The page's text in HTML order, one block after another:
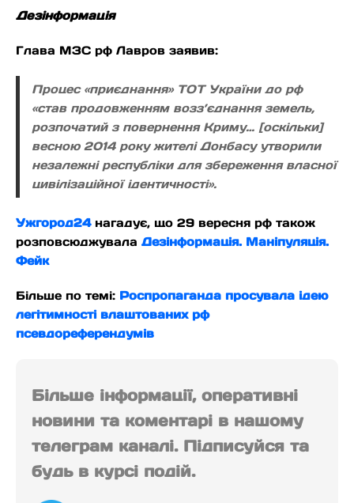
Дезінформація
Глава МЗС рф Лавров заявив:
Процес «приєднання» ТОТ України до рф
«став продовженням возз’єднання земель,
розпочатий з повернення Криму… [оскільки]
весною 2014 року жителі Донбасу утворили
незалежні республіки для збереження власної
цивілізаційної ідентичності».
Ужгород24нагадує, що 29 вересня рф також
розповсюджувала Дезінформація. Маніпуляція.
Фейк
Більше по темі: Роспропаганда просувала ідею
легітимності влаштованих рф
псевдореферендумів
Більше інформації, оперативні
новини та коментарі в нашому
телеграм каналі. Підписуйся та
будь в курсі подій.